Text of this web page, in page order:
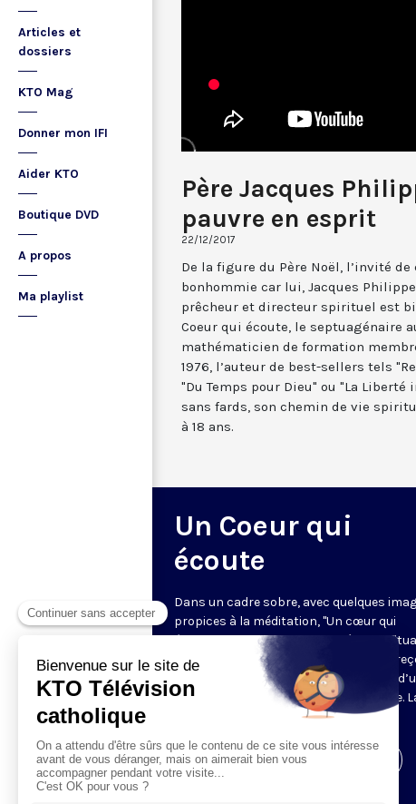
Articles et
dossiers
KTO Mag
Donner mon IFI
Aider KTO
Boutique DVD
A propos
Ma playlist
Père Jacques
pauvre en esprit
22/12/2017
De la figure du Père Noël, l’invité
bonhommie car lui, Jacques
prêcheur et directeur spirituel est
Coeur qui écoute, le septuagénaire
mathématicien de formation
1976, l’auteur de best-sellers tels
"Du Temps pour Dieu" ou "La
sans fards, son chemin de vie
à 18 ans.
Un Coeur qui
écoute
Dans un cadre sobre, avec quelques
propices à la méditation, "Un cœur qui
écoute" donne toute sa place à la
sur le ton de l’intime. Cyril Lepeigneux
un invité pour 26 minutes d’évocation
vie, d’une intense expérience spirituelle.
vivante et incarnée par des témoins.
Visiter la page de l'émission